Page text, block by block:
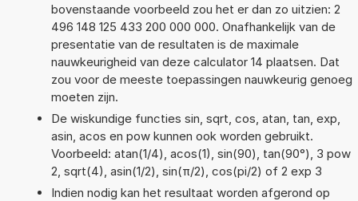
bovenstaande voorbeeld zou het er dan zo uitzien: 2
496 148 125 433 200 000 000. Onafhankelijk van de
presentatie van de resultaten is de maximale
nauwkeurigheid van deze calculator 14 plaatsen. Dat
zou voor de meeste toepassingen nauwkeurig genoeg
moeten zijn.
De wiskundige functies sin, sqrt, cos, atan, tan, exp,
asin, acos en pow kunnen ook worden gebruikt.
Voorbeeld: atan(1/4), acos(1), sin(90), tan(90°), 3 pow
2, sqrt(4), asin(1/2), sin(π/2), cos(pi/2) of 2 exp 3
Indien nodig kan het resultaat worden afgerond op